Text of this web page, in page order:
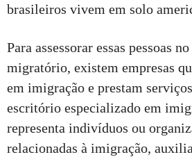
brasileiros vivem em solo
Para assessorar essas pessoas
migratório, existem empresas
em imigração e prestam
escritório especializado em
representa indivíduos ou
relacionadas à imigração,